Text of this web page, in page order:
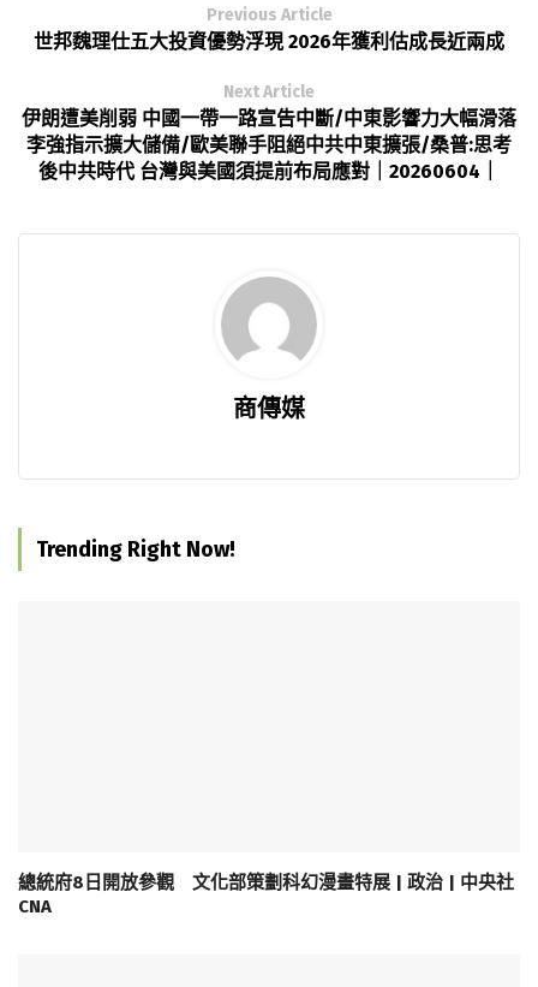
Previous Article
世邦魏理仕五大投資優勢浮現 2026年獲利估成長近兩成
Next Article
伊朗遭美削弱 中國一帶一路宣告中斷/中東影響力大幅滑落
李強指示擴大儲備/歐美聯手阻絕中共中東擴張/桑普:思考
後中共時代 台灣與美國須提前布局應對｜20260604｜
商傳媒
Trending Right Now!
總統府8日開放參觀 文化部策劃科幻漫畫特展 | 政治 | 中央社
CNA